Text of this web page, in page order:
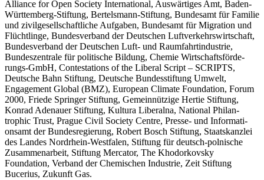
Alliance for Open Society Inter­na­tional, Auswär­tiges Amt, Baden-
Württemberg-Stiftung, Bertelsmann-Stiftung, Bundesamt für Familie
und zivil­ge­sell­schaft­liche Aufgaben, Bundesamt für Migration und
Flücht­linge, Bundes­verband der Deutschen Luftver­kehrs­wirt­schaft,
Bundes­verband der Deutschen Luft- und Raumfahrt­in­dustrie,
Bundes­zen­trale für politische Bildung, Chemie Wirtschafts­för­de­
rungs-GmbH, Conte­sta­tions of the Liberal Script – SCRIPTS,
Deutsche Bahn Stiftung, Deutsche Bundes­stiftung Umwelt,
Engagement Global (BMZ), European Climate Foundation, Forum
2000, Friede Springer Stiftung, Gemein­nützige Hertie Stiftung,
Konrad Adenauer Stiftung, Kultura Liberalna, National Philan­
trophic Trust, Prague Civil Society Centre, Presse- und Infor­ma­ti­
onsamt der Bundes­re­gierung, Robert Bosch Stiftung, Staats­kanzlei
des Landes Nordrhein-Westfalen, Stiftung für deutsch-polnische
Zusam­men­arbeit, Stiftung Mercator, The Khodor­kovsky
Foundation, Verband der Chemi­schen Industrie, Zeit Stiftung
Bucerius, Zukunft Gas.